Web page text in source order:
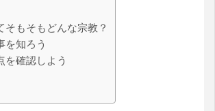
そもそもどんな宗教？
を知ろう
を確認しよう